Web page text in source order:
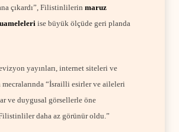
çıkardı”, Filistinlilerin maruz
ise büyük ölçüde geri planda
yayınları, internet siteleri ve
mecralarında “İsrailli esirler ve aileleri
ve duygusal görsellerle öne
daha az görünür oldu.”